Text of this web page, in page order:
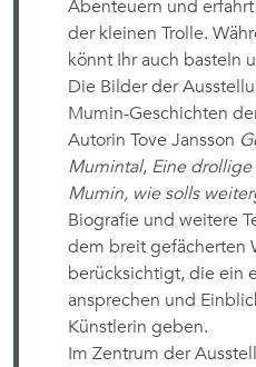
Abenteuern und
der kleinen Trolle.
könnt Ihr auch basteln
Die Bilder der
Mumin-Geschichten
Autorin Tove Jansson
Mumintal, Eine
Mumin, wie solls
Biografie und weitere
dem breit gefächerten
berücksichtigt, die ein
ansprechen und
Künstlerin geben.
Im Zentrum der